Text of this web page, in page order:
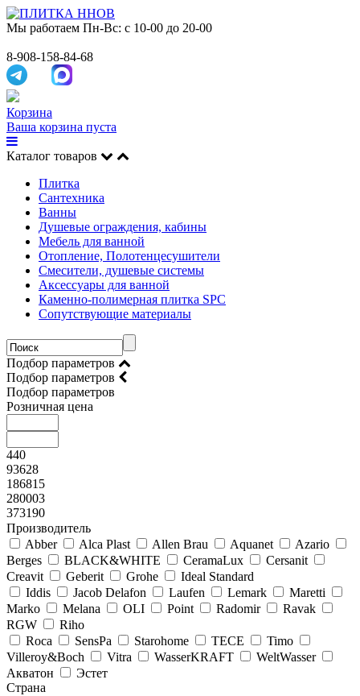
Мы работаем Пн-Вс: с 10-00 до 20-00
8-908-158-84-68
Корзина
Ваша корзина пуста
Каталог товаров
Плитка
Сантехника
Ванны
Душевые ограждения, кабины
Мебель для ванной
Отопление, Полотенцесушители
Смесители, душевые системы
Аксессуары для ванной
Каменно-полимерная плитка SPC
Сопутствующие материалы
Подбор параметров
Подбор параметров
Подбор параметров
Розничная цена
440
93628
186815
280003
373190
Производитель
Abber
Alca Plast Allen Brau Aquanet
Azario
Berges
BLACK&WHITE CeramaLux
Cersanit
Creavit
Geberit Grohe
Ideal Standard
Iddis
Jacob Delafon Laufen Lemark
Maretti
Marko
Melana OLI Point Radomir
Ravak
RGW
Riho
Roca
SensPa Starohome TECE
Timo
Villeroy&Boсh
Vitra WasserKRAFT
WeltWasser
Акватон
Эстет
Страна